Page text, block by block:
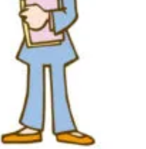
国
会
に
い
て
0
2
5